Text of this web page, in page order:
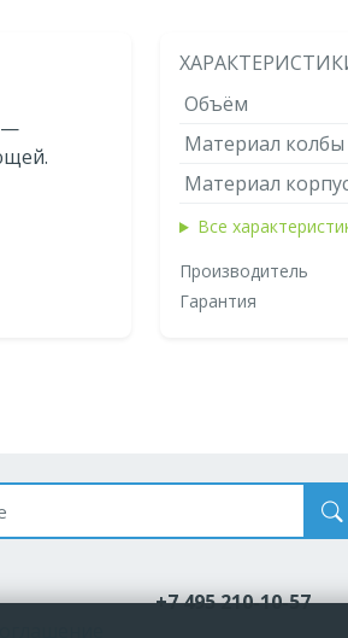
—
Объём
Материал колбы
Материал
Все
Производитель
Гарантия
+7 495 210-10-57